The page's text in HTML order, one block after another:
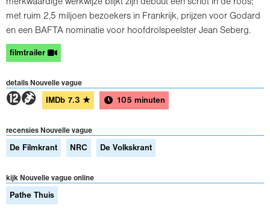
merkwaardige werkwijze blijkt zijn debuut een schot in de roos;
met ruim 2,5 miljoen bezoekers in Frankrijk, prijzen voor Godard
en een BAFTA nominatie voor hoofdrolspeelster Jean Seberg.
filmtrailer
details Nouvelle vague
4H IMDb 7.3 ★ 105 minuten
recensies Nouvelle vague
De Filmkrant NRC De Volkskrant
kijk Nouvelle vague online
Pathe Thuis